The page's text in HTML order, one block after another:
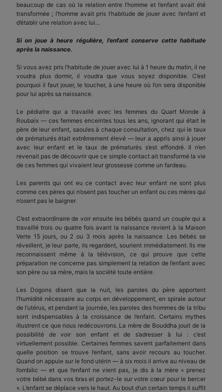
beaucoup de cas où la relation entre l’homme et l’enfant avait été
transformée ; l’homme avait pris l’habitude de jouer avec l’enfant et
d’établir une relation avec lui…
Si on joue à heure régulière, l’enfant conserve cette habitude
après la naissance.
Si vous avez pris l’habitude de jouer avec lui à 1 heure du matin, il ne
voudra plus dormir, il voudra que vous soyez disponible. C’est
pourquoi il faut jouer, le toucher, à une heure où l’on sera disponible
pour lui après sa naissance.
Le pédiatre qui a travaillé avec les femmes du Quart Monde à
Roubaix — ces femmes enceintes tous les ans, ignorant qui était le
père de leur enfant, saoules à chaque consultation, chez qui le taux
de prématurés était extrêmement élevé — leur a appris ainsi à jouer
avec leur enfant et le taux de prématurés s’est effondré. Il n’en
revenait pas de découvrir que ce simple contact ait transformé la vie
de ces femmes qui vivaient leur grossesse comme un fardeau.
Les parents qui ont eu ce contact avec leur enfant ne sont plus
comme ces pères qui n’osent pas toucher un enfant ou ces mères qui
n’osent pas le baigner.
C’est extraordinaire de voir ensuite les bébés quand un couple qui a
travaillé trois ou quatre fois avant la naissance revient à la Maison
Verte 15 jours, ou 2 ou 3 mois après la naissance. Les bébés se
réveillent, je leur parle, ils regardent, sourient immédiatement. Ils me
reconnaissent même à la télévision, ce qui prouve que cette
préparation ne concerne pas simplement la relation de l’enfant avec
son père ou sa mère, mais la société toute entière.
Les Dogons disent que la nuit, les paroles du père apportent
l’humidité nécessaire au corps en développement, en spirale autour
de l’utérus, et pendant la journée, les paroles des hommes de la tribu
sont indispensables à la croissance de l’enfant. Certains mythes
illustrent ce que nous redécouvrons. La mère de Bouddha jouit de la
possibilité de voir son enfant et de s’adresser à lui : c’est
virtuellement possible. Certaines femmes savent parfaitement dans
quelle position se trouve l’enfant, sans avoir recours au toucher.
Quand on appuie sur le fond utérin — à six mois il arrive au niveau de
l’ombilic — et que l’enfant ne vient pas, je dis à la mère « prenez
votre bébé dans vos bras et portez-le sur votre cœur pour le bercer
». L’enfant se déplace vers le haut. Au bout d’un certain temps il suffit